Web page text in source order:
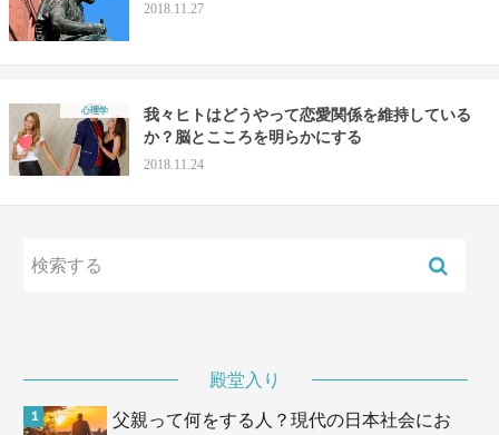
2018.11.27
心理学
我々ヒトはどうやって恋愛関係を維持している
か？脳とこころを明らかにする
2018.11.24
殿堂入り
父親って何をする人？現代の日本社会にお